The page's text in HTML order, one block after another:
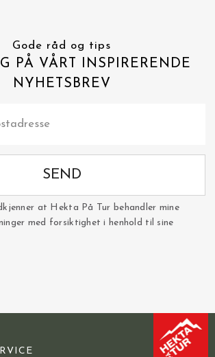
Gode råd og tips
PÅ VÅRT INSPIRERENDE
NYHETSBREV
SEND
at Hekta På Tur behandler mine
med forsiktighet i henhold til sine